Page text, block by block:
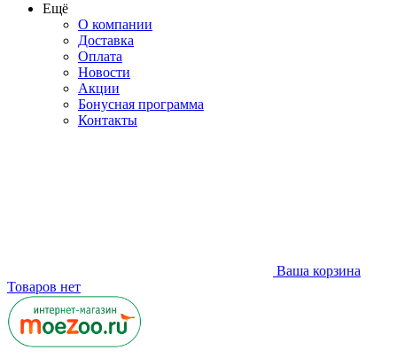
Ещё
О компании
Доставка
Оплата
Новости
Акции
Бонусная программа
Контакты
Ваша корзина
Товаров нет